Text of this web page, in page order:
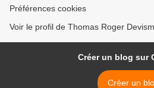
Préférences cookies
Voir le profil de Thomas Roger
Créer un blog sur
Créer un